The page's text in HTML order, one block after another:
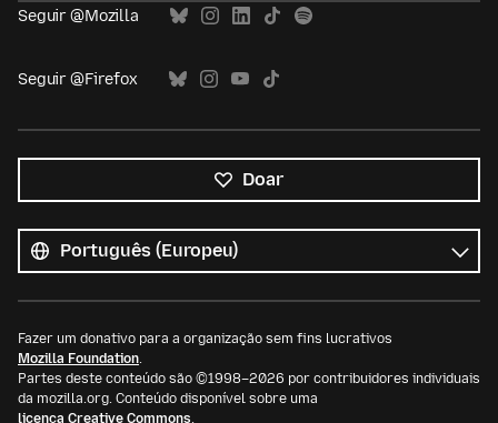
Seguir @Mozilla
Seguir @Firefox
Doar
os
idiomas
Idioma
Fazer um donativo para a organização sem fins lucrativos
Mozilla Foundation.
Partes deste conteúdo são ©1998–2026 por contribuidores individuais
da mozilla.org. Conteúdo disponível sobre uma
licença Creative Commons.